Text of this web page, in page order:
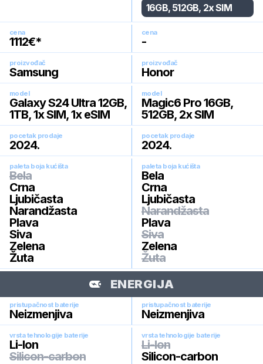
16GB, 512GB, 2x SIM
cena
1112€*
cena
-
proizvođač
Samsung
proizvođač
Honor
model
Galaxy S24 Ultra 12GB,
1TB, 1x SIM, 1x eSIM
model
Magic6 Pro 16GB,
512GB, 2x SIM
pocetak prodaje
2024.
pocetak prodaje
2024.
paleta boja kućišta
Bela
Crna
Ljubičasta
Narandžasta
Plava
Siva
Zelena
Žuta
paleta boja kućišta
Bela
Crna
Ljubičasta
Narandžasta
Plava
Siva
Zelena
Žuta
ENERGIJA
pristupačnost baterije
Neizmenjiva
pristupačnost baterije
Neizmenjiva
vrsta tehnologije baterije
Li-Ion
Silicon-carbon
vrsta tehnologije baterije
Li-Ion
Silicon-carbon